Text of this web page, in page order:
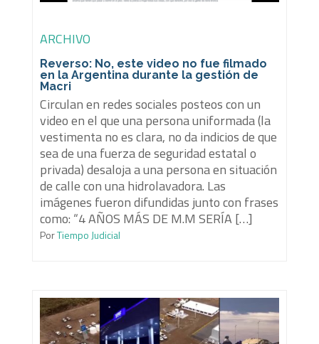
ARCHIVO
Reverso: No, este video no fue filmado
en la Argentina durante la gestión de
Macri
Circulan en redes sociales posteos con un
video en el que una persona uniformada (la
vestimenta no es clara, no da indicios de que
sea de una fuerza de seguridad estatal o
privada) desaloja a una persona en situación
de calle con una hidrolavadora. Las
imágenes fueron difundidas junto con frases
como: “4 AÑOS MÁS DE M.M SERÍA […]
PorTiempo Judicial